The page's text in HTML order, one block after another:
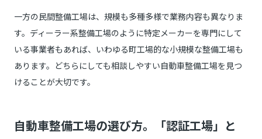
一方の民間整備工場は、規模も多種多様で業務内容も異なりま
す。ディーラー系整備工場のように特定メーカーを専門にして
いる事業者もあれば、いわゆる町工場的な小規模な整備工場も
あります。どちらにしても相談しやすい自動車整備工場を見つ
けることが大切です。
自動車整備工場の選び方。「認証工場」と